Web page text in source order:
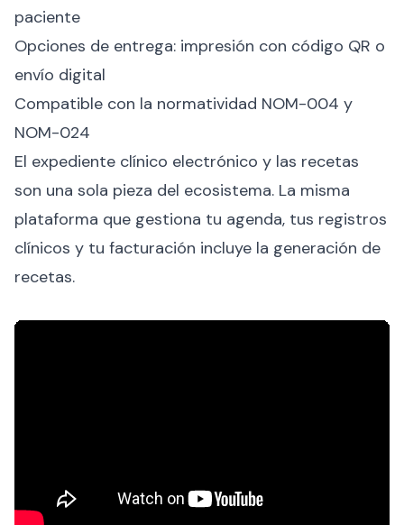
paciente
Opciones de entrega: impresión con código QR o
envío digital
Compatible con la normatividad NOM-004 y
NOM-024
El expediente clínico electrónico y las recetas
son una sola pieza del ecosistema. La misma
plataforma que gestiona tu agenda, tus registros
clínicos y tu facturación incluye la generación de
recetas.